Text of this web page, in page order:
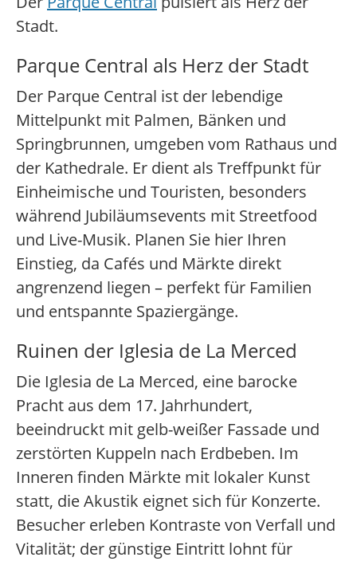
Stadt.
Parque Central als Herz der Stadt
Der Parque Central ist der lebendige
Mittelpunkt mit Palmen, Bänken und
Springbrunnen, umgeben vom Rathaus und
der Kathedrale. Er dient als Treffpunkt für
Einheimische und Touristen, besonders
während Jubiläumsevents mit Streetfood
und Live-Musik. Planen Sie hier Ihren
Einstieg, da Cafés und Märkte direkt
angrenzend liegen – perfekt für Familien
und entspannte Spaziergänge.
Ruinen der Iglesia de La Merced
Die Iglesia de La Merced, eine barocke
Pracht aus dem 17. Jahrhundert,
beeindruckt mit gelb-weißer Fassade und
zerstörten Kuppeln nach Erdbeben. Im
Inneren finden Märkte mit lokaler Kunst
statt, die Akustik eignet sich für Konzerte.
Besucher erleben Kontraste von Verfall und
Vitalität; der günstige Eintritt lohnt für